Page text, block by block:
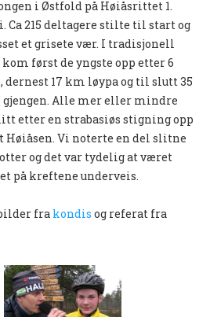
i Østfold på Høiåsrittet 1.
Ca 215 deltagere stilte til start og
et grisete vær. I tradisjonell
først de yngste opp etter 6
dernest 17 km løypa og til slutt 35
Alle mer eller mindre
etter en strabasiøs stigning opp
Høiåsen. Vi noterte en del slitne
og det var tydelig at været
på kreftene underveis.
fra kondis og referat fra